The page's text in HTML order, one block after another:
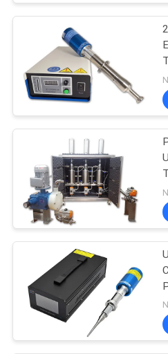
TUR
PABRIK
KONTROL
KUALITAS
HUBUNGI
KAMI
BERITA
KASUS
MINTA
PENAWARAN